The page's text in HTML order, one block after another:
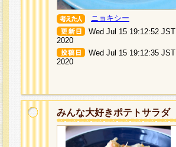
ニョキシー
Wed Jul 15 19:12:52 JST
2020
Wed Jul 15 19:12:35 JST
2020
みんな大好きポテトサラダ